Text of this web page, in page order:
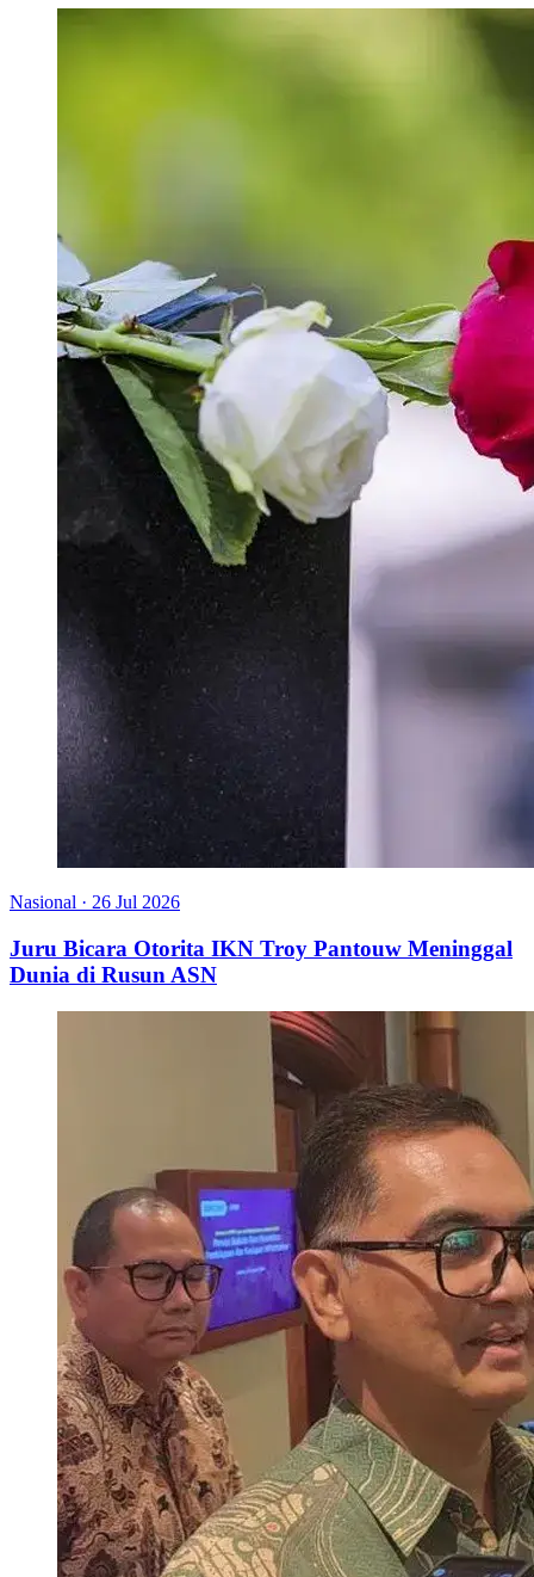
Nasional · 26 Jul 2026
Juru Bicara Otorita IKN Troy Pantouw Meninggal
Dunia di Rusun ASN